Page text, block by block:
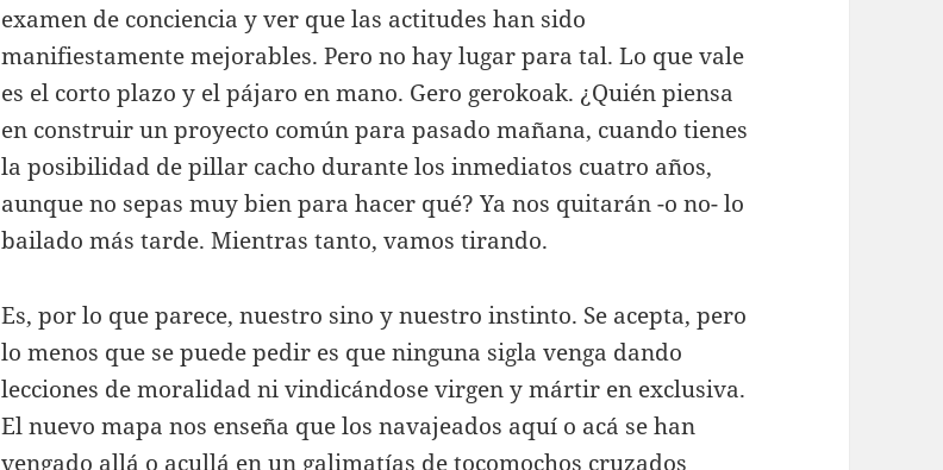
examen de conciencia y ver que las actitudes han sido
manifiestamente mejorables. Pero no hay lugar para tal. Lo que vale
es el corto plazo y el pájaro en mano. Gero gerokoak. ¿Quién piensa
en construir un proyecto común para pasado mañana, cuando tienes
la posibilidad de pillar cacho durante los inmediatos cuatro años,
aunque no sepas muy bien para hacer qué? Ya nos quitarán -o no- lo
bailado más tarde. Mientras tanto, vamos tirando.
Es, por lo que parece, nuestro sino y nuestro instinto. Se acepta, pero
lo menos que se puede pedir es que ninguna sigla venga dando
lecciones de moralidad ni vindicándose virgen y mártir en exclusiva.
El nuevo mapa nos enseña que los navajeados aquí o acá se han
vengado allá o acullá en un galimatías de tocomochos cruzados